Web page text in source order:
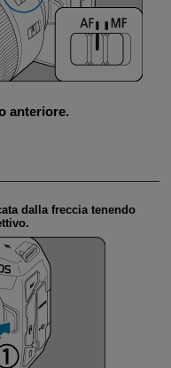
anteriore.
dalla freccia tenendo